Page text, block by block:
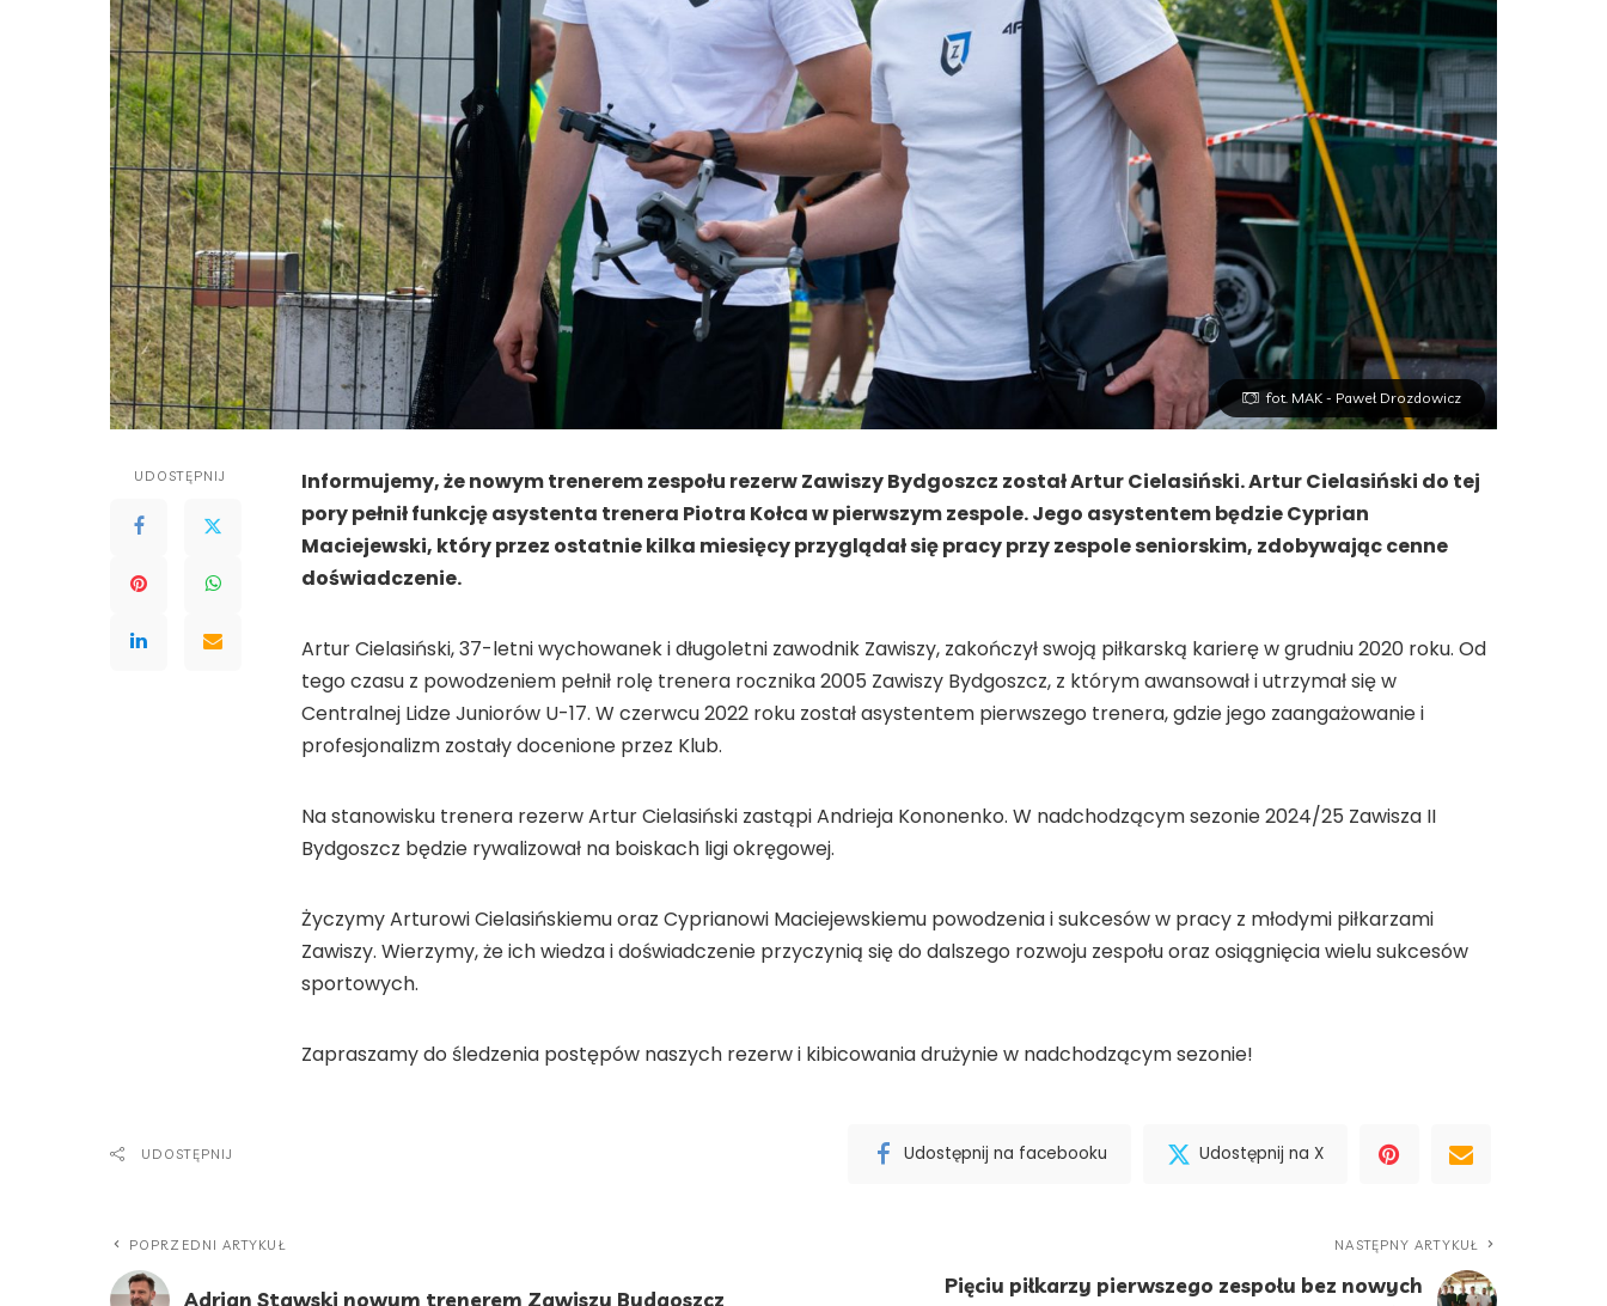
fot. MAK - Paweł Drozdowicz
UDOSTĘPNIJ
Informujemy, że nowym trenerem zespołu rezerw Zawiszy Bydgoszcz został Artur Cielasiński. Artur Cielasiński do tej
pory pełnił funkcję asystenta trenera Piotra Kołca w pierwszym zespole. Jego asystentem będzie Cyprian
Maciejewski, który przez ostatnie kilka miesięcy przyglądał się pracy przy zespole seniorskim, zdobywając cenne
doświadczenie.
Artur Cielasiński, 37-letni wychowanek i długoletni zawodnik Zawiszy, zakończył swoją piłkarską karierę w grudniu 2020 roku. Od
tego czasu z powodzeniem pełnił rolę trenera rocznika 2005 Zawiszy Bydgoszcz, z którym awansował i utrzymał się w
Centralnej Lidze Juniorów U-17. W czerwcu 2022 roku został asystentem pierwszego trenera, gdzie jego zaangażowanie i
profesjonalizm zostały docenione przez Klub.
Na stanowisku trenera rezerw Artur Cielasiński zastąpi Andrieja Kononenko. W nadchodzącym sezonie 2024/25 Zawisza II
Bydgoszcz będzie rywalizował na boiskach ligi okręgowej.
Życzymy Arturowi Cielasińskiemu oraz Cyprianowi Maciejewskiemu powodzenia i sukcesów w pracy z młodymi piłkarzami
Zawiszy. Wierzymy, że ich wiedza i doświadczenie przyczynią się do dalszego rozwoju zespołu oraz osiągnięcia wielu sukcesów
sportowych.
Zapraszamy do śledzenia postępów naszych rezerw i kibicowania drużynie w nadchodzącym sezonie!
UDOSTĘPNIJ Udostępnij na facebooku Udostępnij na X
POPRZEDNI ARTYKUŁ
Adrian Stawski nowym trenerem Zawiszy Bydgoszcz
NASTĘPNY ARTYKUŁ
Pięciu piłkarzy pierwszego zespołu bez nowych